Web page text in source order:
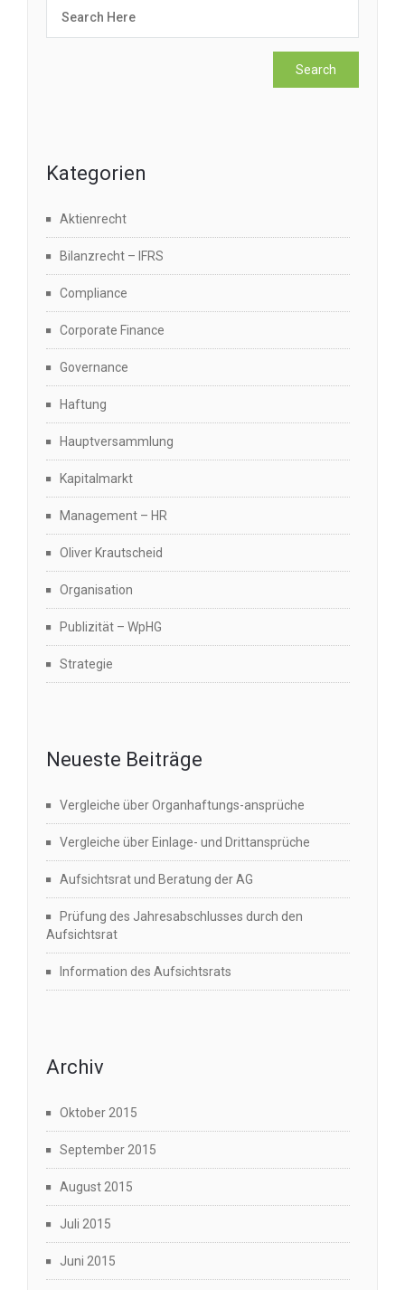
Kategorien
Aktienrecht
Bilanzrecht – IFRS
Compliance
Corporate Finance
Governance
Haftung
Hauptversammlung
Kapitalmarkt
Management – HR
Oliver Krautscheid
Organisation
Publizität – WpHG
Strategie
Neueste Beiträge
Vergleiche über Organhaftungs-ansprüche
Vergleiche über Einlage- und Drittansprüche
Aufsichtsrat und Beratung der AG
Prüfung des Jahresabschlusses durch den
Aufsichtsrat
Information des Aufsichtsrats
Archiv
Oktober 2015
September 2015
August 2015
Juli 2015
Juni 2015